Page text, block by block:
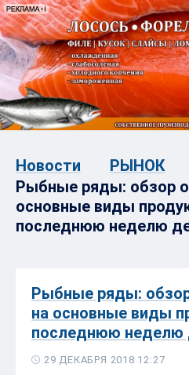
Новости
РЫНОК
Рыбные ряды: обзор
основные виды
последнюю неделю
Рыбные ряды:
на основные виды
последнюю неделю
29 ДЕКАБРЯ 2018 12:27